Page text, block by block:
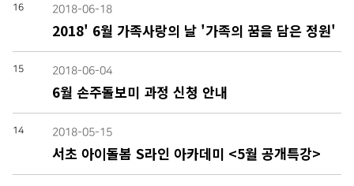
16
2018' 6월 가족사랑의 날 '가족의 꿈을 담은 정원'
2018-06-18
15
6월 손주돌보미 과정 신청 안내
2018-06-04
14
서초 아이돌봄 S라인 아카데미 <5월 공개특강>
2018-05-15